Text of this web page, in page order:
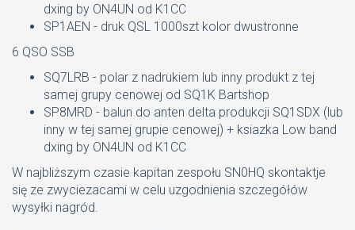
dxing by ON4UN od K1CC
SP1AEN - druk QSL 1000szt kolor dwustronne
6 QSO SSB
SQ7LRB - polar z nadrukiem lub inny produkt z tej
samej grupy cenowej od SQ1K Bartshop
SP8MRD - balun do anten delta produkcji SQ1SDX (lub
inny w tej samej grupie cenowej) + ksiazka Low band
dxing by ON4UN od K1CC
W najbliższym czasie kapitan zespołu SN0HQ skontaktje
się ze zwyciezacami w celu uzgodnienia szczegółów
wysyłki nagród.